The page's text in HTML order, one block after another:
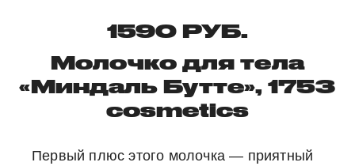
1590 РУБ.
Молочко для тела
«Миндаль Бутте», 1753
cosmetics
Первый плюс этого молочка — приятный